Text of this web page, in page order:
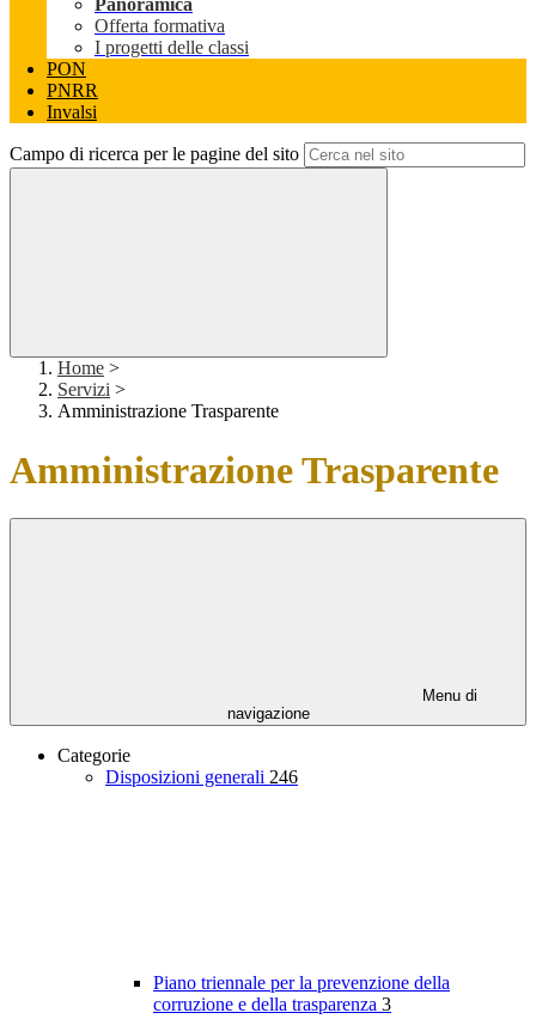
Panoramica
Offerta formativa
I progetti delle classi
PON
PNRR
Invalsi
Campo di ricerca per le pagine del sito
Home >
Servizi >
Amministrazione Trasparente
Amministrazione Trasparente
Menu di
navigazione
Categorie
Disposizioni generali 246
Piano triennale per la prevenzione della
corruzione e della trasparenza 3